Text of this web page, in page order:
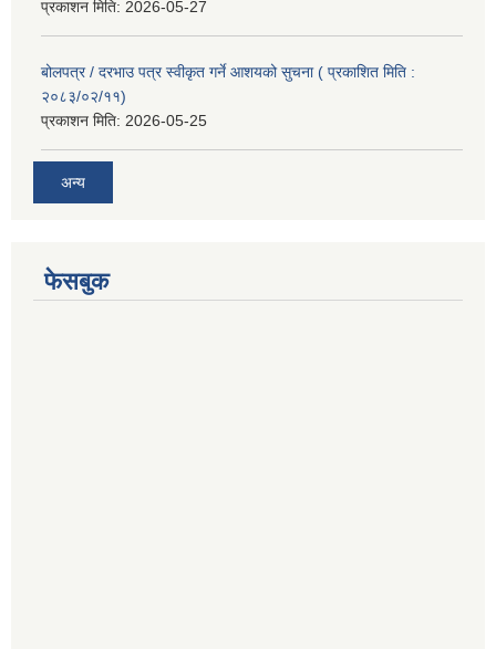
प्रकाशन मिति: 2026-05-27
बोलपत्र / दरभाउ पत्र स्वीकृत गर्ने आशयको सुचना ( प्रकाशित मिति :
२०८३/०२/११)
प्रकाशन मिति: 2026-05-25
अन्य
फेसबुक